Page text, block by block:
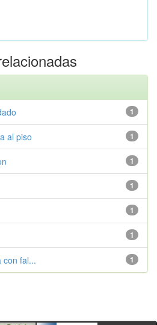
1
1
al piso
1
1
1
1
1
con fal...